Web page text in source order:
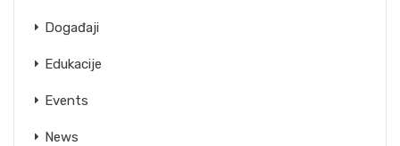
Događaji
Edukacije
Events
News